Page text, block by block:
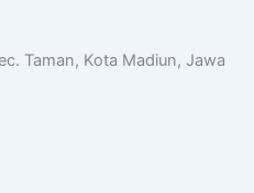
Taman, Kota Madiun, Jawa